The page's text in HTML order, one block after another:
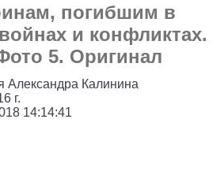
погибшим в
и конфликтах.
5. Оригинал
Александра Калинина
г.
14:14:41